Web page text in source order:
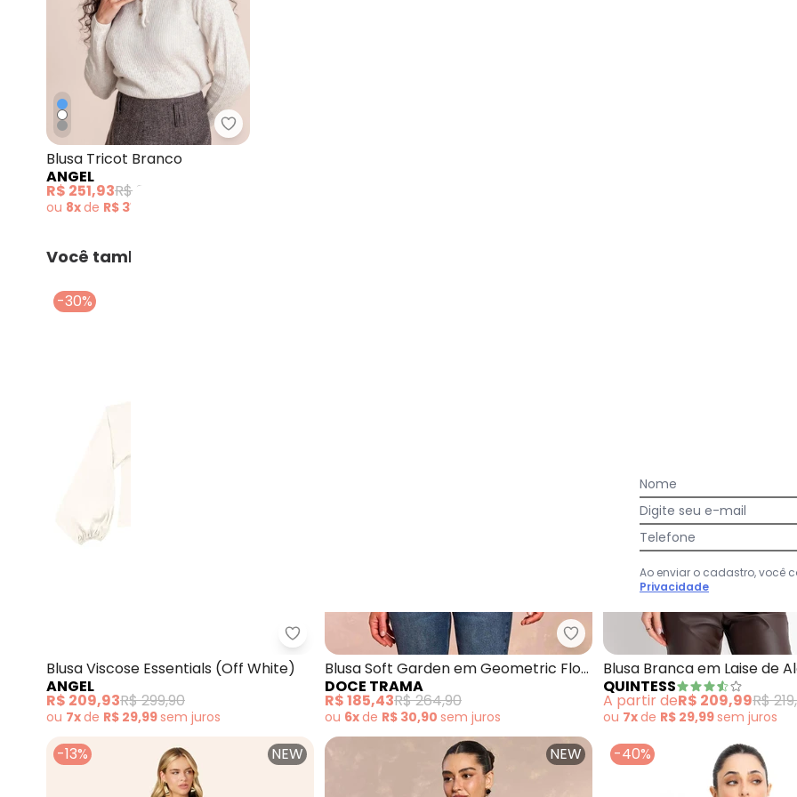
Angel - Blusa Tricot Branco
Blusa Tricot Branco
ANGEL
R$ 251,93R$ 359,90
ou 8xde R$ 31,49
Você também pode gostar
-30%
Angel - Blusa Viscose Essentials (Off White)
Blusa Viscose Essentials (Off White)
ANGEL
R$ 209,93R$ 299,90
ou 7xde R$ 29,99sem juros
Doce Trama - Blusa Soft
Blusa Soft Garden em Geometric Flow
(Branco)
DOCE TRAMA
R$ 185,43R$ 264,90
ou 6xde R$ 30,90 sem juros
Blusa Branca em Laise de
QUINTESS
A partir deR$ 209,99R$
ou 7xde R$ 29,99sem juros
-13% NEW NEW -40%
Nome
Digite seu e-mail
Telefone
Ao enviar o cadastro, você
Privacidade